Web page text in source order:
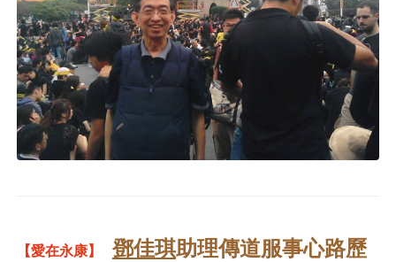
【愛在永康】 鄧佳琪助理傳道服事心路歷